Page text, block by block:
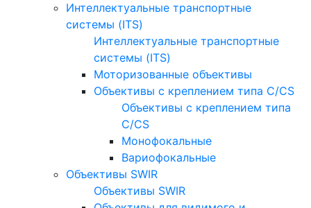
Интеллектуальные транспортные
системы (ITS)
Интеллектуальные транспортные
системы (ITS)
Моторизованные объективы
Объективы с креплением типа C/CS
Объективы с креплением типа
C/CS
Монофокальные
Вариофокальные
Объективы SWIR
Объективы SWIR